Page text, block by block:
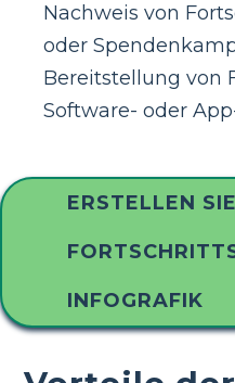
Nachweis von
oder
Bereitstellung von
Software- oder
ERSTELLEN
INFOGRAFIK